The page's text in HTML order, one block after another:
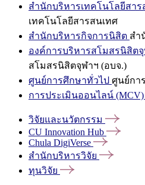
สำนักบริหารเทคโนโลยีสาร
เทคโนโลยีสารสนเทศ
สำนักบริหารกิจการนิสิต สำ
องค์การบริหารสโมสรนิสิต
สโมสรนิสิตจุฬาฯ (อบจ.)
ศูนย์การศึกษาทั่วไป ศูนย์กา
การประเมินออนไลน์ (MCV)
วิจัยและนวัตกรรม
CU Innovation Hub
Chula DigiVerse
สำนักบริหารวิจัย
ทุนวิจัย